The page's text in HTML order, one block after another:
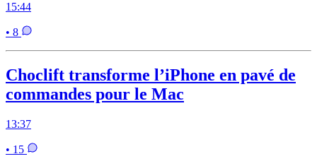
15:44
• 8
Choclift transforme l’iPhone en pavé de
commandes pour le Mac
13:37
• 15